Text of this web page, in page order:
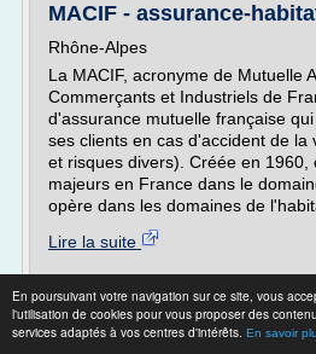
En poursuivant votre navigation sur ce site, vous
l'utilisation de cookies pour vous proposer des
services adaptés à vos centres d'intérêts. En savoir
MACIF - assurance-
Rhône-Alpes
La MACIF, acronyme de Mutuelle
Commerçants et Industriels de
d'assurance mutuelle française
ses clients en cas d'accident de la
et risques divers). Créée en 1960,
majeurs en France dans le
opère dans les domaines de
Lire la suite
Site :https://www.assurance-
Assurance vie Vivaccio de